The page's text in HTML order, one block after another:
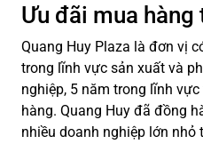
Ưu đãi mua hàng
Quang Huy Plaza là đơn vị
trong lĩnh vực sản xuất và
nghiệp, 5 năm trong lĩnh
hàng. Quang Huy đã đồng
nhiều doanh nghiệp lớn nhỏ